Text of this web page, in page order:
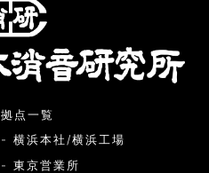
拠点一覧
- 横浜本社/横浜工場
- 東京営業所